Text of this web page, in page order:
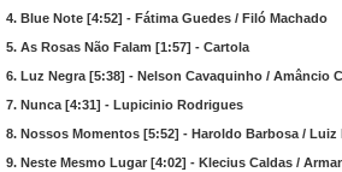
4. Blue Note [4:52] - Fátima Guedes / Filó Machado
5. As Rosas Não Falam [1:57] - Cartola
6. Luz Negra [5:38] - Nelson Cavaquinho / Amâncio
7. Nunca [4:31] - Lupicinio Rodrigues
8. Nossos Momentos [5:52] - Haroldo Barbosa / Luiz
9. Neste Mesmo Lugar [4:02] - Klecius Caldas /